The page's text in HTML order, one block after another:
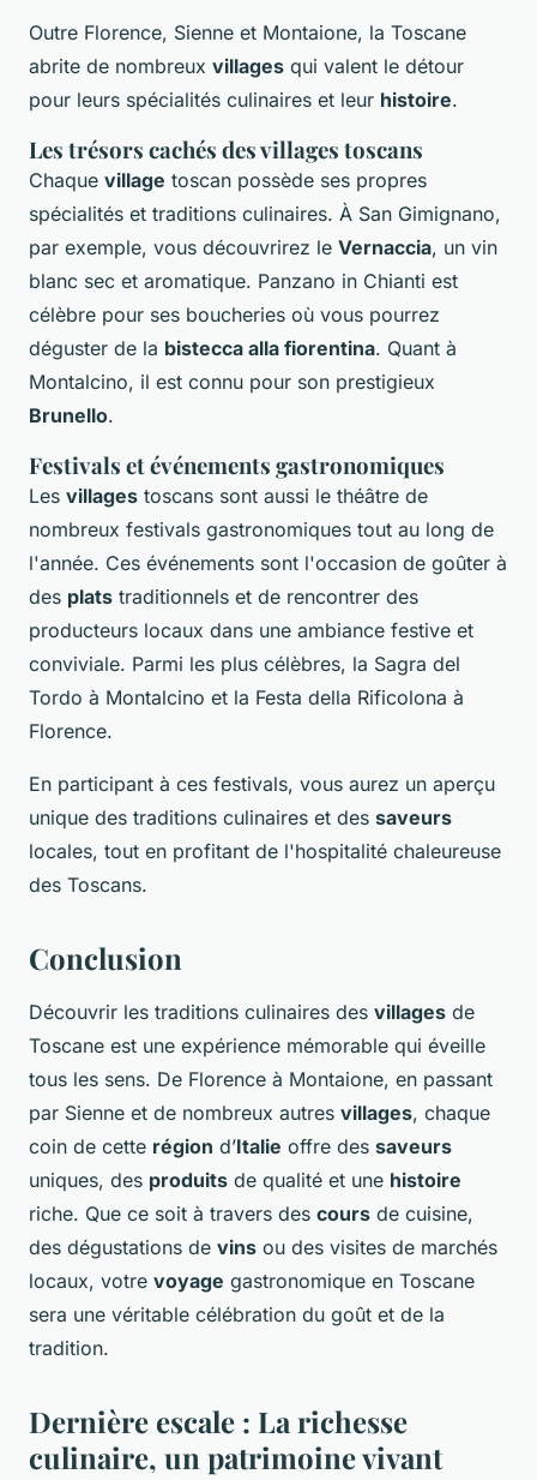
Outre Florence, Sienne et Montaione, la Toscane
abrite de nombreux villages qui valent le détour
pour leurs spécialités culinaires et leur histoire.
Les trésors cachés des villages toscans
Chaque village toscan possède ses propres
spécialités et traditions culinaires. À San Gimignano,
par exemple, vous découvrirez le Vernaccia, un vin
blanc sec et aromatique. Panzano in Chianti est
célèbre pour ses boucheries où vous pourrez
déguster de la bistecca alla fiorentina. Quant à
Montalcino, il est connu pour son prestigieux
Brunello.
Festivals et événements gastronomiques
Les villages toscans sont aussi le théâtre de
nombreux festivals gastronomiques tout au long de
l'année. Ces événements sont l'occasion de goûter à
des plats traditionnels et de rencontrer des
producteurs locaux dans une ambiance festive et
conviviale. Parmi les plus célèbres, la Sagra del
Tordo à Montalcino et la Festa della Rificolona à
Florence.
En participant à ces festivals, vous aurez un aperçu
unique des traditions culinaires et des saveurs
locales, tout en profitant de l'hospitalité chaleureuse
des Toscans.
Conclusion
Découvrir les traditions culinaires des villages de
Toscane est une expérience mémorable qui éveille
tous les sens. De Florence à Montaione, en passant
par Sienne et de nombreux autres villages, chaque
coin de cette région d’Italie offre des saveurs
uniques, des produits de qualité et une histoire
riche. Que ce soit à travers des cours de cuisine,
des dégustations de vins ou des visites de marchés
locaux, votre voyage gastronomique en Toscane
sera une véritable célébration du goût et de la
tradition.
Dernière escale : La richesse
culinaire, un patrimoine vivant